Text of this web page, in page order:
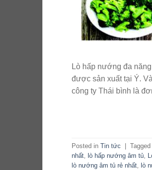
Lò hấp nướng đa
được sản xuất tại Ý.
công ty Thái bình là
Posted in Tin tức Tagged
nhất, lò hấp nướng âm tủ,
lò nướng âm tủ rẻ nhất, lò